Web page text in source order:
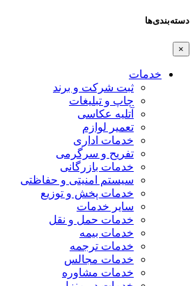
دسته‌بندی‌ها
×
خدمات
ثبت شرکت و برند
چاپ و تبلیغات
آتلیه عکاسی
تعمیر لوازم
خدمات اداری
تفریح و سرگرمی
خدمات بازرگانی
سیستم امنیتی و حفاظتی
خدمات پخش و توزیع
سایر خدمات
خدمات حمل و نقل
خدمات بیمه
خدمات ترجمه
خدمات مجالس
خدمات مشاوره